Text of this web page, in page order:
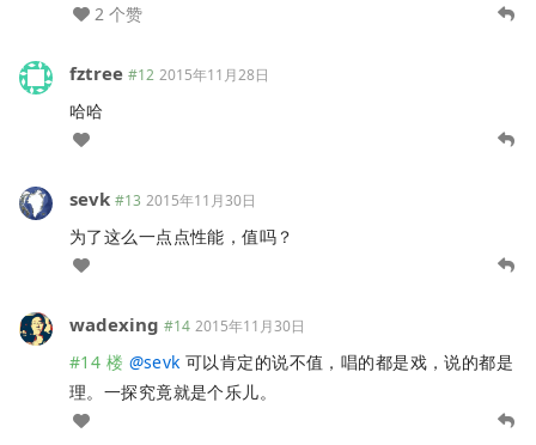
2 个赞
fztree #12 2015年11月28日
哈哈
sevk #13 2015年11月30日
为了这么一点点性能，值吗？
wadexing #14 2015年11月30日
#14 楼 @sevk 可以肯定的说不值，唱的都是戏，说的都是
理。一探究竟就是个乐儿。